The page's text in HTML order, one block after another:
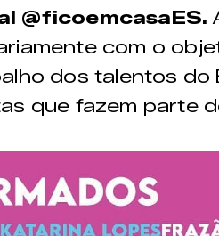
@ficoemcasaES.
com o
dos talentos do
que fazem parte